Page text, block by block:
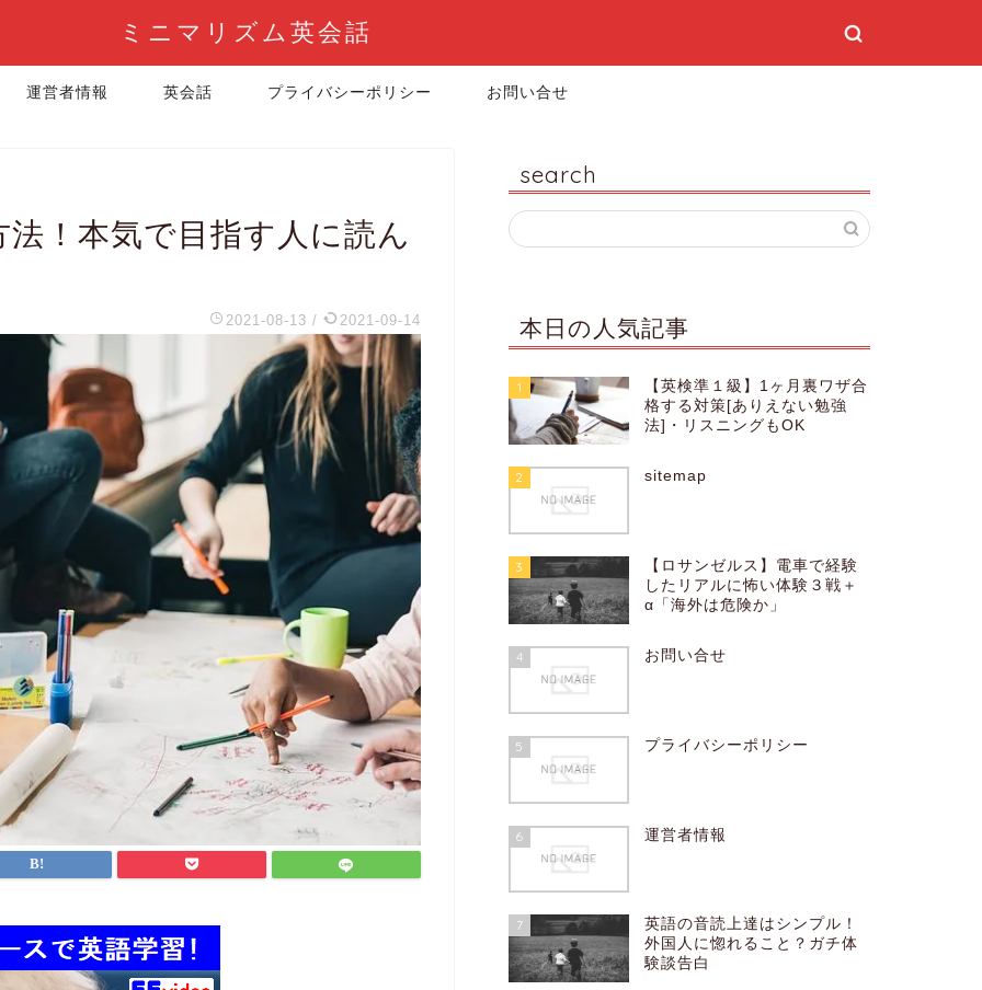
ミニマリズム英会話
運営者情報 英会話 プライバシーポリシー お問い合せ
！本気で目指す人に読ん
2021-08-13 / 2021-09-14
search
本日の人気記事
1
【英検準１級】1ヶ月裏ワザ合
格する対策[ありえない勉強
法]・リスニングもOK
2 sitemap
3
【ロサンゼルス】電車で経験
したリアルに怖い体験３戦＋
α「海外は危険か」
4 お問い合せ
5 プライバシーポリシー
6 運営者情報
7
英語の音読上達はシンプル！
外国人に惚れること？ガチ体
験談告白